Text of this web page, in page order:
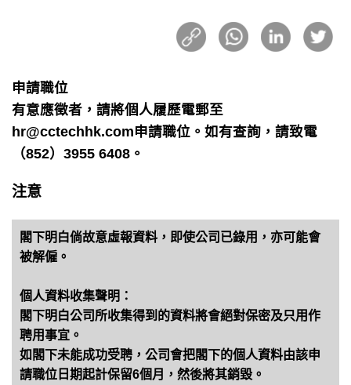
申請職位
有意應徵者，請將個人履歷電郵至
hr@cctechhk.com申請職位。如有查詢，請致電
（852）3955 6408。
注意
閣下明白倘故意虛報資料，即使公司已錄用，亦可能會
被解僱。
個人資料收集聲明：
閣下明白公司所收集得到的資料將會絕對保密及只用作
聘用事宜。
如閣下未能成功受聘，公司會把閣下的個人資料由該申
請職位日期起計保留6個月，然後將其銷毀。